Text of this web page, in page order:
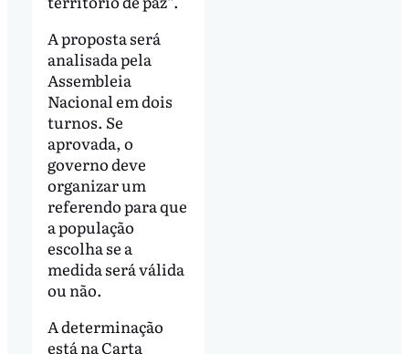
A proposta será
analisada pela
Assembleia
Nacional em dois
turnos. Se
aprovada, o
governo deve
organizar um
referendo para que
a população
escolha se a
medida será válida
ou não.
A determinação
está na Carta